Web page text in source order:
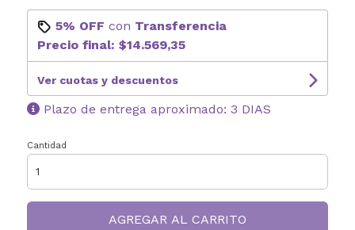
5% OFF con Transferencia
Precio final: $14.569,35
Ver cuotas y descuentos
Plazo de entrega aproximado: 3 DIAS
Cantidad
AGREGAR AL CARRITO